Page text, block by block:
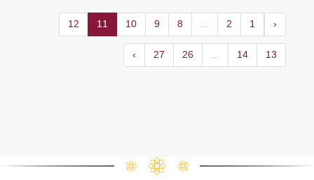
‹
1
2
...
8
9
10
11
12
13
14
...
26
27
›